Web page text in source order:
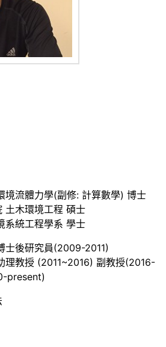
境流體力學(副修: 計算數學) 博士
土木環境工程 碩士
系統工程學系 學士
士後研究員(2009-2011)
理教授 (2011~2016) 副教授(2016-
present)